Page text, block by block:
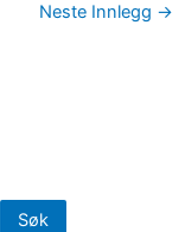
Neste Innlegg →
Søk